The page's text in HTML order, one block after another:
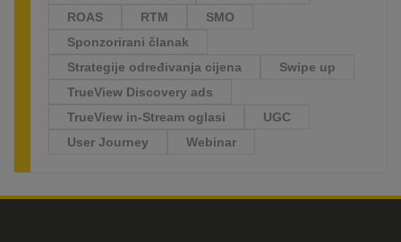
ROAS
RTM
SMO
Sponzorirani članak
Strategije određivanja cijena
Swipe up
TrueView Discovery ads
TrueView in-Stream oglasi
UGC
User Journey
Webinar